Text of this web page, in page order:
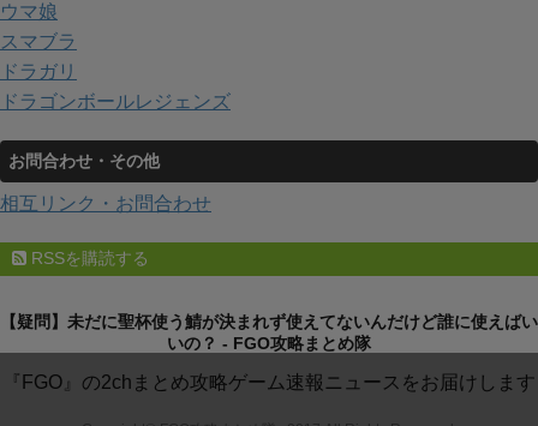
ウマ娘
スマブラ
ドラガリ
ドラゴンボールレジェンズ
お問合わせ・その他
相互リンク・お問合わせ
RSSを購読する
【疑問】未だに聖杯使う鯖が決まれず使えてないんだけど誰に使えばい
いの？ - FGO攻略まとめ隊
『FGO』の2chまとめ攻略ゲーム速報ニュースをお届けします